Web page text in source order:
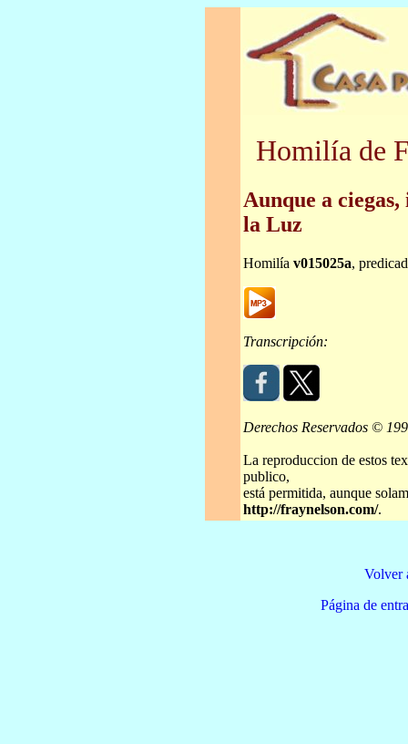
Homilía de
Aunque a
la Luz
Homilía v015025a,
Transcripción:
Derechos Reservados ©
La reproduccion de estos
publico,
está permitida, aunque
http://fraynelson.com/.
Volver
Página de